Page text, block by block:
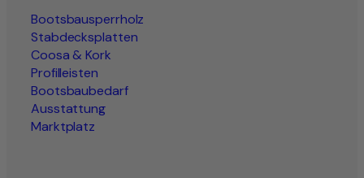
Bootsbausperrholz
Stabdecksplatten
Coosa & Kork
Profilleisten
Bootsbaubedarf
Ausstattung
Marktplatz